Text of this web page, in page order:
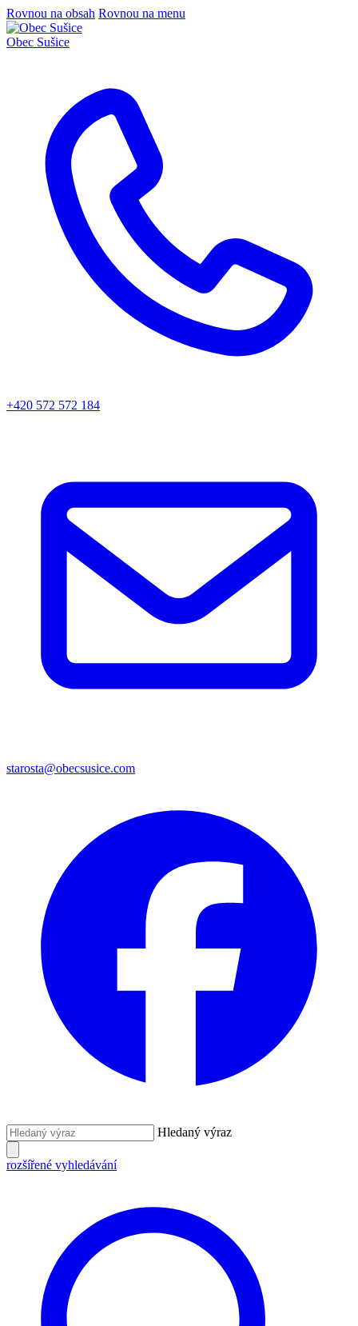
Rovnou na obsah Rovnou na menu
Obec Sušice
+420 572 572 184
starosta@obecsusice.com
Hledaný výraz
rozšířené vyhledávání